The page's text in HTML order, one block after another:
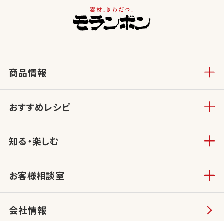
商品情報
おすすめレシピ
知る・楽しむ
お客様相談室
会社情報